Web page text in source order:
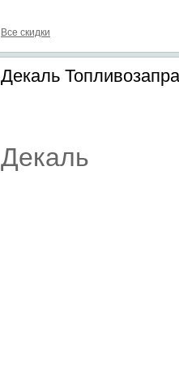
Все скидки
Декаль
Декаль